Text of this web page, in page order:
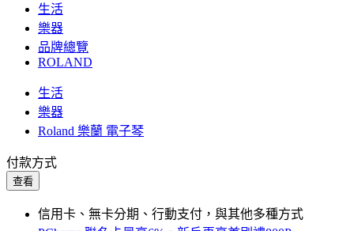
生活
樂器
品牌總覽
ROLAND
生活
樂器
Roland 樂蘭 電子琴
付款方式
查看
信用卡、無卡分期、行動支付，與其他多種方式